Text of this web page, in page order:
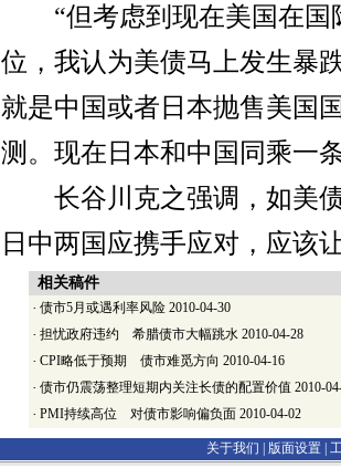
“但考虑到现在美国在国
位，我认为美债马上发生暴
就是中国或者日本抛售美国
测。现在日本和中国同乘一
长谷川克之强调，如美债
日中两国应携手应对，应该
相关稿件
· 债市5月或遇利率风险 2010-04-30
· 担忧政府违约 希腊债市大幅跳水 2010-04-28
· CPI略低于预期 债市难觅方向 2010-04-16
· 债市仍震荡整理短期内关注长债的配置价值 2010-
· PMI持续高位 对债市影响偏负面 2010-04-02
关于我们 | 版面设置